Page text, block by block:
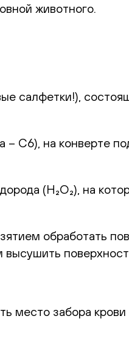
животного.
салфетки!),
С6), на конверте
(H₂O₂), на
обработать
место забора